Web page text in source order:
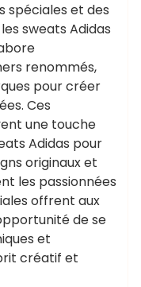
spéciales et des
sweats Adidas
renommés,
pour créer
Ces
une touche
Adidas pour
originaux et
les passionnées
offrent aux
de se
et
créatif et